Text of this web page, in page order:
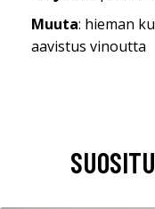
Muuta: hieman
aavistus vinoutta